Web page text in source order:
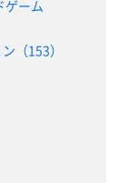
ゲーム
（153）